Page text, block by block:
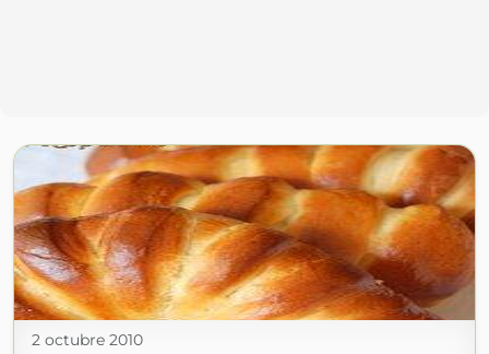
2 octubre 2010